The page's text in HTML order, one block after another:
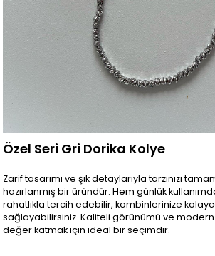
Özel Seri Gri Dorika Kolye
Zarif tasarımı ve şık detaylarıyla tarzınızı
hazırlanmış bir üründür. Hem günlük
rahatlıkla tercih edebilir, kombinlerinize
sağlayabilirsiniz. Kaliteli görünümü ve
değer katmak için ideal bir seçimdir.